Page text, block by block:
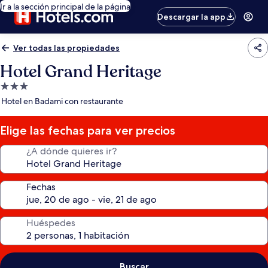
Ir a la sección principal de la página
Descargar la app
Ver todas las propiedades
Hotel Grand Heritage
Propiedad
de
estrellas
Hotel en Badami con restaurante
Elige las fechas para ver precios
¿A dónde quieres ir?
Fechas
Huéspedes